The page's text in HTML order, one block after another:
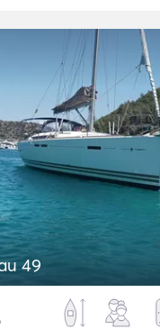
Jeanneau 49